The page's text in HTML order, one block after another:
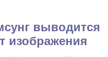
выводится
изображения